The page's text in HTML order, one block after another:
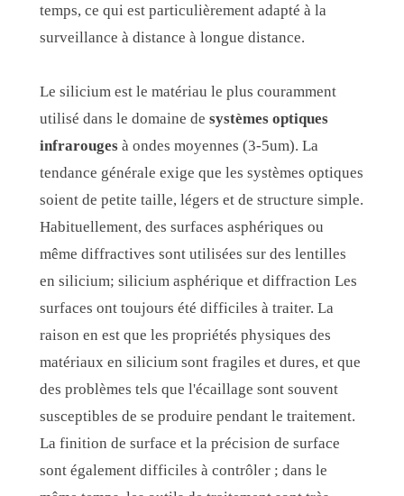
temps, ce qui est particulièrement adapté à la
surveillance à distance à longue distance.
Le silicium est le matériau le plus couramment
utilisé dans le domaine desystèmes optiques
infrarouges à ondes moyennes (3-5um). La
tendance générale exige que les systèmes optiques
soient de petite taille, légers et de structure simple.
Habituellement, des surfaces asphériques ou
même diffractives sont utilisées sur des lentilles
en silicium; silicium asphérique et diffraction Les
surfaces ont toujours été difficiles à traiter. La
raison en est que les propriétés physiques des
matériaux en silicium sont fragiles et dures, et que
des problèmes tels que l'écaillage sont souvent
susceptibles de se produire pendant le traitement.
La finition de surface et la précision de surface
sont également difficiles à contrôler ; dans le